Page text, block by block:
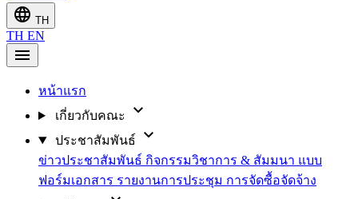
language TH
TH EN
menu
หน้าแรก
เกี่ยวกับคณะ
expand_more
ประชาสัมพันธ์ expand_more
ข่าวประชาสัมพันธ์ กิจกรรมวิชาการ & สัมมนา แบบ
ฟอร์มเอกสาร รายงานการประชุม การจัดซื้อจัดจ้าง